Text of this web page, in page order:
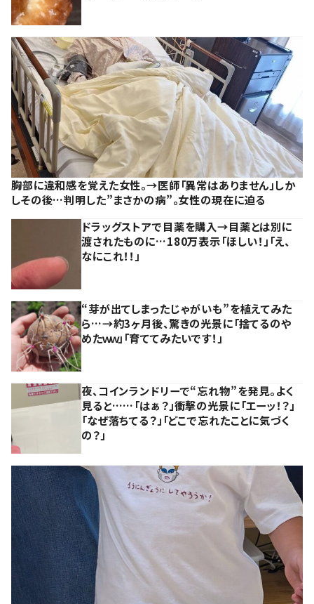
胸部に違和感を覚えた女性。→医師「異常はありません」しか
しその後…判明した”まさかの病”。女性の現在に迫る
ドラッグストアで目薬を購入→目薬とは別に
渡されたものに…180万表示「ほしい！」「え、
なにこれ！！」
“芽が出てしまったじゃがいも”を植えてみた
ら…→約3ヶ月後、驚きの光景に「捨てるのや
めたｗｗ」「育ててみたいです！」
夜、コインランドリーで“忘れ物”を発見。よく
見ると……「はぁ？」衝撃の光景に「エーッ！？」
「なぜ落ちてる？」「どこで忘れたことに気づく
の？」